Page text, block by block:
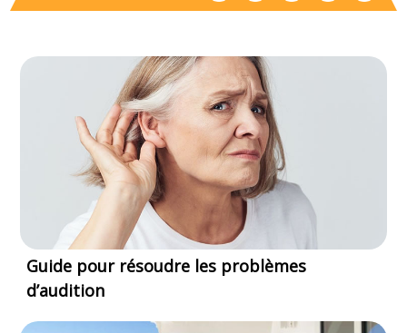
Guide pour résoudre les problèmes
d’audition